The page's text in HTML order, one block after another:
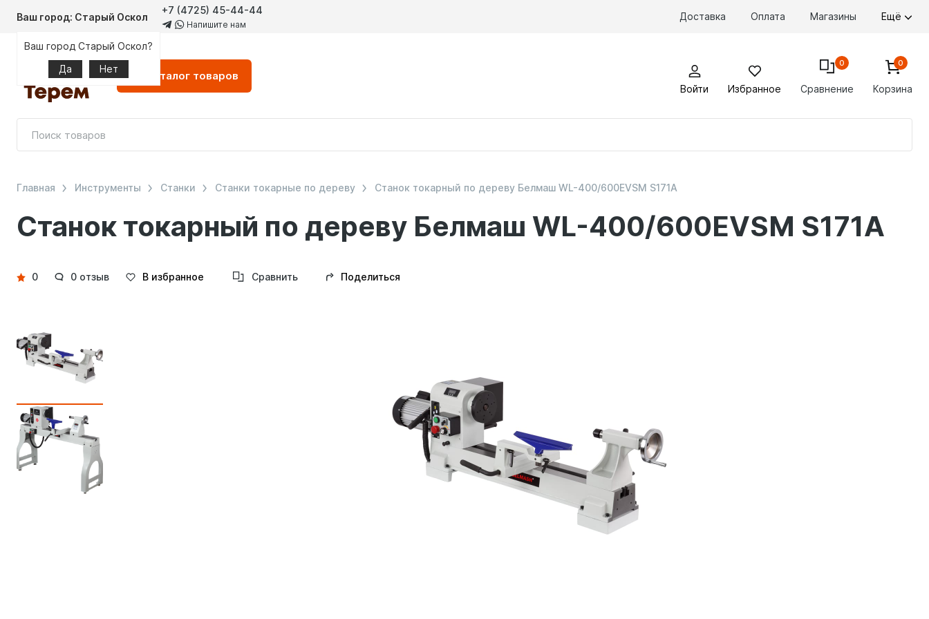
Ваш город: Старый Оскол
Ваш город Старый Оскол?
Да
Нет
+7 (4725) 45-44-44
Напишите нам
Доставка Оплата Магазины Ещё
Каталог товаров
Войти Избранное Сравнение
0
Корзина
0
Станок токарный по дереву Белмаш WL-400/600EVSM S171A
Главная Инструменты Станки Станки токарные по дереву Станок токарный по дереву Белмаш WL-400/600EVSM S171A
Детали
0 0 отзыв В избранное Сравнить Поделиться